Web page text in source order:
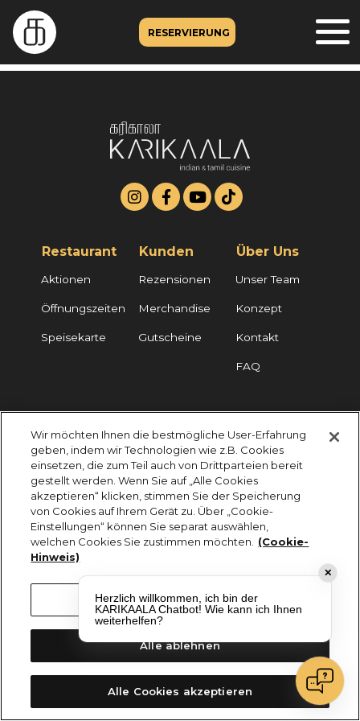
RESERVIERUNG
Restaurant
Aktionen
Öffnungszeiten
Speisekarte
Kunden
Rezensionen
Merchandise
Gutscheine
Über Uns
Unser Team
Konzept
Kontakt
FAQ
KARIKAALA ©2026 - Saily Food Service GmbH
Alle Rechte vorbehalten
✕
Herzlich willkommen, ich bin der
KARIKAALA Chatbot! Wie kann ich Ihnen
weiterhelfen?
Wir möchten Ihnen die bestmögliche User-Erfahrung
geben, indem wir Technologien wie z.B. Cookies
einsetzen, die zum Teil auch von Drittparteien bereit
gestellt werden. Wenn Sie auf „Alle Cookies
akzeptieren“ klicken, stimmen Sie der Speicherung
von Cookies auf Ihrem Gerät zu. Über „Cookie-
Einstellungen“ können Sie separat auswählen,
welchen Cookies Sie zustimmen möchten.
(Cookie-
Hinweis)
Cookie-Einstellungen
Alle ablehnen
Alle Cookies akzeptieren